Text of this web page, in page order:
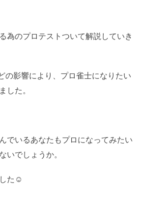
為のプロテストついて解説していき
の影響により、プロ雀士になりたい
した。
でいるあなたもプロになってみたい
いでしょうか。
た☺️